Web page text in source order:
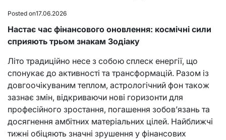
Posted on17.06.2026
Настає час фінансового оновлення: космічні сили
сприяють трьом знакам Зодіаку
Літо традиційно несе з собою сплеск енергії, що
спонукає до активності та трансформацій. Разом із
довгоочікуваним теплом, астрологічний фон також
зазнає змін, відкриваючи нові горизонти для
професійного зростання, погашення зобов’язань та
досягнення амбітних матеріальних цілей. Найближчі
тижні обіцяють значні зрушення у фінансових